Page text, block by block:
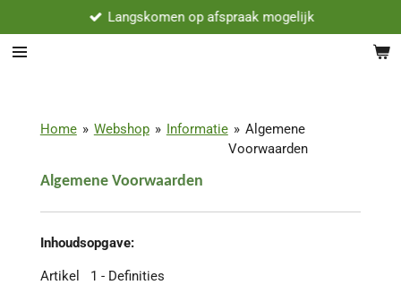
direct
naar
Langskomen op afspraak mogelijk
Home » Webshop » Informatie » Algemene
Voorwaarden
Algemene Voorwaarden
Inhoudsopgave:
Artikel 1 - Definities